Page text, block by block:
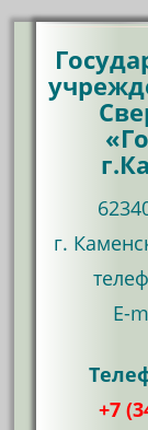
г.
Е-
+7